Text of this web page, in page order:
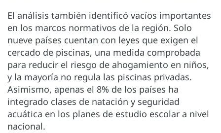
El análisis también identificó vacíos importantes
en los marcos normativos de la región. Solo
nueve países cuentan con leyes que exigen el
cercado de piscinas, una medida comprobada
para reducir el riesgo de ahogamiento en niños,
y la mayoría no regula las piscinas privadas.
Asimismo, apenas el 8% de los países ha
integrado clases de natación y seguridad
acuática en los planes de estudio escolar a nivel
nacional.